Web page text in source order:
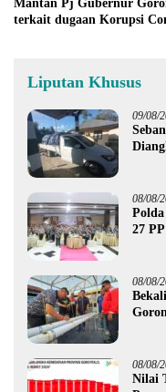
Mantan Pj Gubernur
terkait dugaan Korupsi
Liputan Khusus
09/08/
08/08/
27
08/08/
08/08/
Nilai